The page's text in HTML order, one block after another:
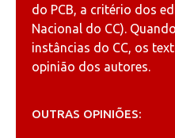
do PCB, a critério dos
Nacional do CC).
instâncias do CC, os
opinião dos autores.
OUTRAS OPINIÕES: